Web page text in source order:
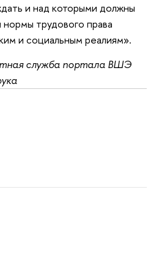
и над которыми должны
трудового права
и социальным реалиям».
служба портала ВШЭ